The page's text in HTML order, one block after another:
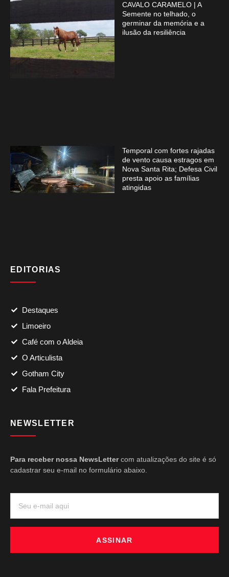
CAVALO CARAMELO | A
Semente no telhado, o
germinar da memória e a
ilusão da resiliência
Temporal com fortes rajadas
de vento causa estragos em
Nova Santa Rita; Defesa Civil
presta apoio as famílias
atingidas
EDITORIAS
Destaques
Limoeiro
Café com o Aldeia
O Articulista
Gotham City
Fala Prefeitura
NEWSLETTER
Para receber nossa NewsLettercom atualizações do site é só
cadastrar seu e-mail no formulário abaixo.
ASSINAR